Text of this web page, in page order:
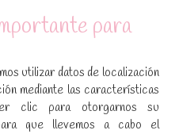
para
utilizar datos de localización
mediante las características
clic para otorgarnos su
que llevemos a cabo el